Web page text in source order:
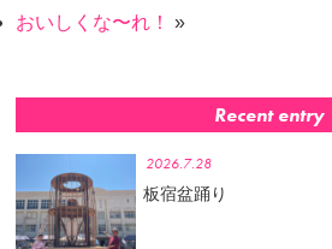
おいしくな〜れ！
»
Recent entry
2026.7.28
板宿盆踊り